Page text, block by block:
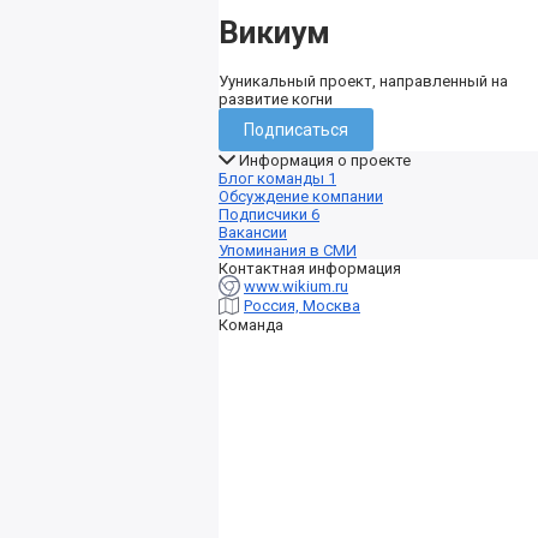
Викиум
Ууникальный проект, направленный на
развитие когни
Подписаться
Информация о проекте
Блог команды 1
Обсуждение компании
Подписчики 6
Вакансии
Упоминания в СМИ
Контактная информация
www.wikium.ru
Россия, Москва
Команда